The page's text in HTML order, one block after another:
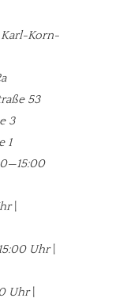
Karl-Korn-
53
3
1
|
Uhr|
Uhr|